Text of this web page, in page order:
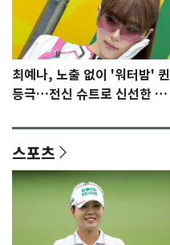
최예나, 노출 없이 '워터밤' 퀸
등극…전신 슈트로 신선한 충
스포츠